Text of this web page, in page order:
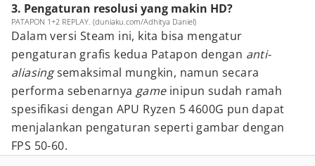
3. Pengaturan resolusi yang makin HD?
PATAPON 1+2 REPLAY. (duniaku.com/Adhitya Daniel)
Dalam versi Steam ini, kita bisa mengatur
pengaturan grafis kedua Patapon dengan anti-
aliasingsemaksimal mungkin, namun secara
performa sebenarnya game inipun sudah ramah
spesifikasi dengan APU Ryzen 5 4600G pun dapat
menjalankan pengaturan seperti gambar dengan
FPS 50-60.